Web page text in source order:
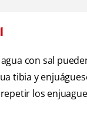
con sal
tibia y
los